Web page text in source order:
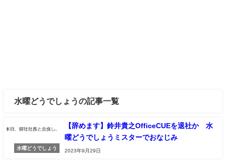
水曜どうでしょうの記事一覧
水曜どうでしょう
【辞めます】鈴井貴之OfficeCUEを退社か 水
曜どうでしょうミスターでおなじみ
2023年9月29日